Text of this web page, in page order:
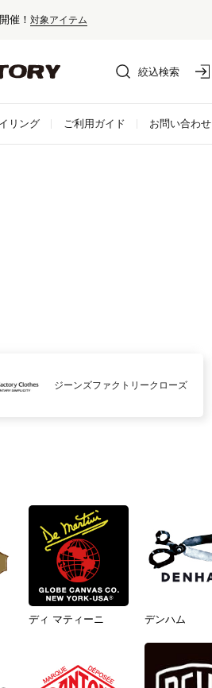
イテム
絞込検索
リング ご利用ガイド お問い合わせ
ジーンズファクトリークローズ
ディ マティーニ デンハム